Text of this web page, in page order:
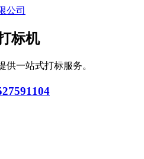
标机
供一站式打标服务。